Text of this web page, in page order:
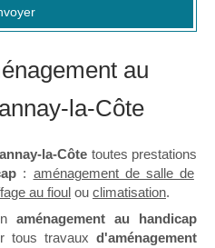
au
la-Côte
la-Côte toutes prestations
: aménagement de salle de
au fioul ou climatisation.
aménagement au handicap
tous travaux d'aménagement